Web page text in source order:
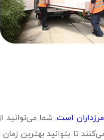
است.شما می‌توانید
تا بتوانید بهترین